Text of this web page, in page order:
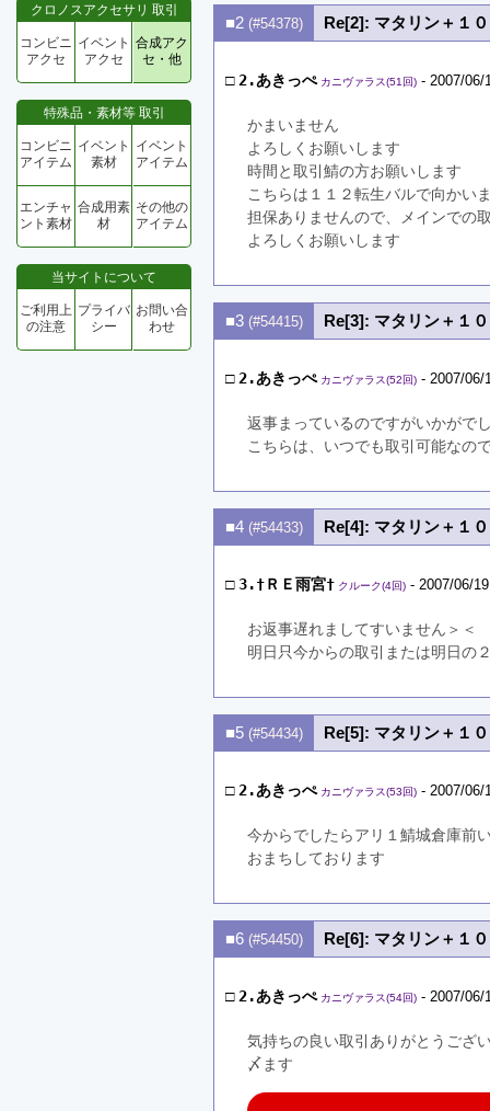
クロノスアクセサリ 取引
コンビニ
アクセ
イベント
アクセ
合成アク
セ・他
特殊品・素材等 取引
コンビニ
アイテム
イベント
素材
イベント
アイテム
エンチャ
ント素材
合成用素
材
その他の
アイテム
当サイトについて
ご利用上
の注意
プライバ
シー
お問い合
わせ
■2 (#54378) Re[2]: マタリン＋
□ 2.あきっぺ カニヴァラス(51回) - 2007/06/
かまいません
よろしくお願いします
時間と取引鯖の方お願いします
こちらは１１２転生バルで向かい
担保ありませんので、メインでの
よろしくお願いします
■3 (#54415) Re[3]: マタリン＋
□ 2.あきっぺ カニヴァラス(52回) - 2007/06/
返事まっているのですがいかがで
こちらは、いつでも取引可能なの
■4 (#54433) Re[4]: マタリン＋
□3.†ＲＥ雨宮† クルーク(4回) - 2007/06/
お返事遅れましてすいません＞＜
明日只今からの取引または明日の
■5 (#54434) Re[5]: マタリン＋
□ 2.あきっぺ カニヴァラス(53回) - 2007/06/
今からでしたらアリ１鯖城倉庫前
おまちしております
■6 (#54450) Re[6]: マタリン＋
□ 2.あきっぺ カニヴァラス(54回) - 2007/06/
気持ちの良い取引ありがとうござ
〆ます